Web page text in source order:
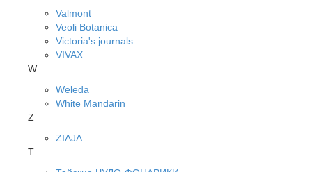
Valmont
Veoli Botanica
Victoria's journals
VIVAX
W
Weleda
White Mandarin
Z
ZIAJA
Т